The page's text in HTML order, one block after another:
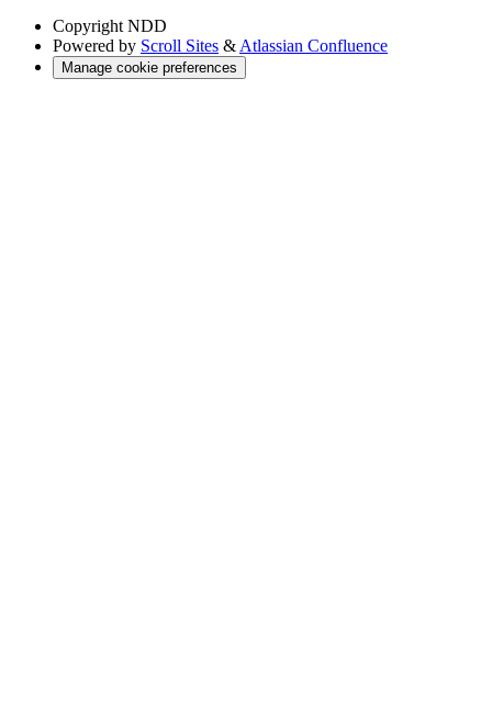
Copyright NDD
Powered by Scroll Sites & Atlassian Confluence
Manage cookie preferences